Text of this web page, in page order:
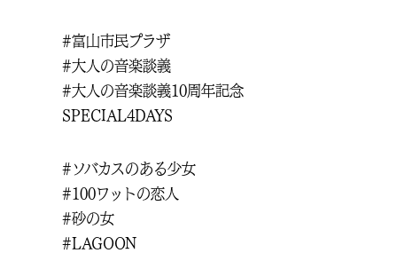
#富山市民プラザ
#大人の音楽談義
#大人の音楽談義10周年記念
SPECIAL4DAYS
#ソバカスのある少女
#100ワットの恋人
#砂の女
#LAGOON